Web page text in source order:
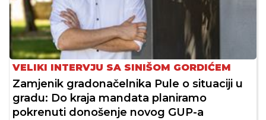
VELIKI INTERVJU SA SINIŠOM GORDIĆEM
Zamjenik gradonačelnika Pule o situaciji u
gradu: Do kraja mandata planiramo
pokrenuti donošenje novog GUP-a